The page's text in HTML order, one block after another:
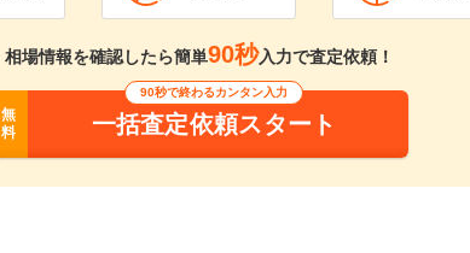
相場情報を確認したら簡単90秒入力で査定依頼！
無
料
90秒で終わるカンタン入力
一括査定依頼スタート